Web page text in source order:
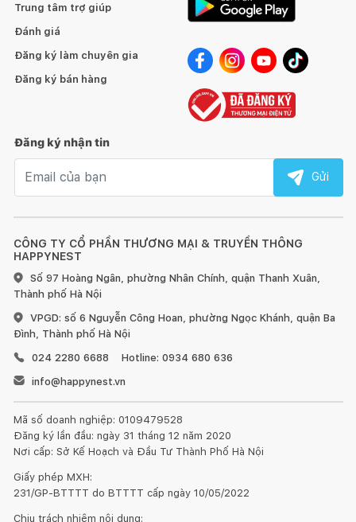
CÔNG TY CỔ PHẦN THƯƠNG MẠI & TRUYỀN THÔNG
HAPPYNEST
Số 97 Hoàng Ngân, phường Nhân Chính, quận Thanh Xuân,
Thành phố Hà Nội
VPGD: số 6 Nguyễn Công Hoan, phường Ngọc Khánh, quận Ba
Đình, Thành phố Hà Nội
024 2280 6688
Hotline: 0934 680 636
info@happynest.vn
Mã số doanh nghiệp: 0109479528
Đăng ký lần đầu: ngày 31 tháng 12 năm 2020
Nơi cấp: Sở Kế Hoạch và Đầu Tư Thành Phố Hà Nội
Giấy phép MXH:
231/GP-BTTTT do BTTTT cấp ngày 10/05/2022
Chịu trách nhiệm nội dung:
Trung tâm trợ giúp
Đánh giá
Đăng ký làm chuyên gia
Đăng ký bán hàng
Đăng ký nhận tin
Gửi